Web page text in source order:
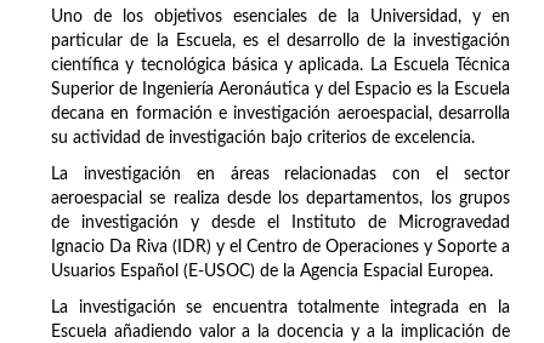
Uno de los objetivos esenciales de la Universidad, y en
particular de la Escuela, es el desarrollo de la investigación
científica y tecnológica básica y aplicada. La Escuela Técnica
Superior de Ingeniería Aeronáutica y del Espacio es la Escuela
decana en formación e investigación aeroespacial, desarrolla
su actividad de investigación bajo criterios de excelencia.
La investigación en áreas relacionadas con el sector
aeroespacial se realiza desde los departamentos, los grupos
de investigación y desde el Instituto de Microgravedad
Ignacio Da Riva (IDR) y el Centro de Operaciones y Soporte a
Usuarios Español (E-USOC) de la Agencia Espacial Europea.
La investigación se encuentra totalmente integrada en la
Escuela añadiendo valor a la docencia y a la implicación de